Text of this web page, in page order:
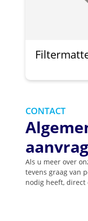
CONTACT
Als u meer over
tevens graag van
nodig heeft, direct